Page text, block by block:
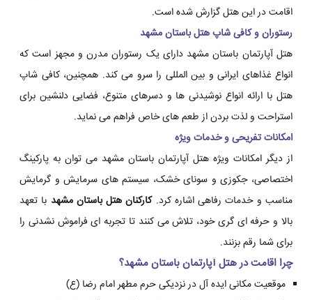
اقامت در این هتل گزارش شده است.
رستوران و کافی شاپ هتل باستان مشهد
هتل آپارتمان باستان مشهد دارای یک رستوران مدرن و مجهز است که
انواع غذاهای ایرانی و بین المللی را سرو می کند. همچنین، کافی شاپ
هتل با ارائه انواع نوشیدنی ها و دسرهای متنوع، فضایی دلنشین برای
استراحت و لذت بردن از طعم های خاص فراهم می نماید.
امکانات تفریحی و خدمات ویژه
از دیگر امکانات ویژه هتل آپارتمان باستان مشهد می توان به پارکینگ
اختصاصی، جکوزی و سونای خشک، سیستم های سرمایش و گرمایش
مناسب و خدمات رفاهی اشاره کرد.کارکنان هتل باستان مشهد با تعهد
بالا و حرفه ای گری خود، تلاش می کنند تا تجربه ای فراموش نشدنی را
برای شما رقم بزنند.
چرا اقامت در هتل آپارتمان باستان مشهد؟
موقعیت مکانی ایده آل در نزدیکی حرم مطهر امام رضا (ع)